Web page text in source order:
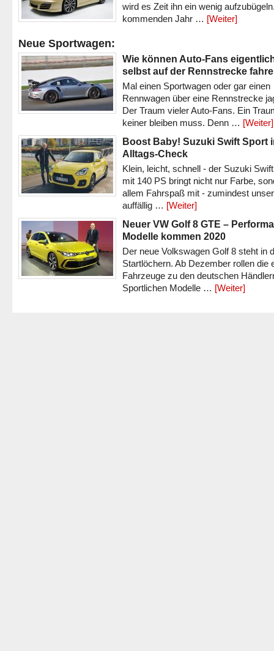
wird es Zeit ihn ein wenig
kommenden Jahr … [Weiter]
Neue Sportwagen:
Wie können Auto-Fans
selbst auf der Rennstrecke
Mal einen Sportwagen oder gar einen
Rennwagen über eine Rennstrecke
Der Traum vieler Auto-Fans. Ein
keiner bleiben muss. Denn … [Weiter]
Boost Baby! Suzuki Swift Sport
Alltags-Check
Klein, leicht, schnell - der Suzuki
mit 140 PS bringt nicht nur Farbe,
allem Fahrspaß mit - zumindest unser
auffällig … [Weiter]
Neuer VW Golf 8 GTE –
Modelle kommen 2020
Der neue Volkswagen Golf 8 steht in
Startlöchern. Ab Dezember rollen die
Fahrzeuge zu den deutschen
Sportlichen Modelle … [Weiter]